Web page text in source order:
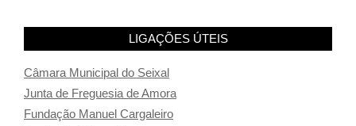
LIGAÇÕES ÚTEIS
Câmara Municipal do Seixal
Junta de Freguesia de Amora
Fundação Manuel Cargaleiro